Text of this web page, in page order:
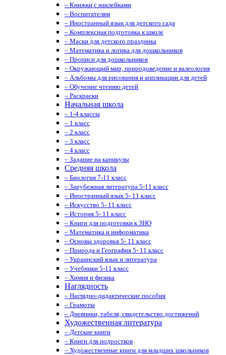
– Книжки с наклейками
– Воспитателям
– Иностранный язык для детского сада
– Комплексная подготовка к школе
– Маски для детского праздника
– Математика и логика для дошкольников
– Прописи для дошкольников
– Окружающий мир, природоведение и валеология
– Альбомы для рисования и аппликации для детей
– Обучение чтению детей
– Раскраски
Начальная школа
– 1-4 классы
– 1 класс
– 2 класс
– 3 класс
– 4 класс
– Задание на каникулы
Средняя школа
– Биология 7-11 класс
– Зарубежная литература 5-11 класс
– Иностранный язык 5- 11 класс
– Искусство 5- 11 класс
– История 5- 11 класс
– Книги для подготовки к ЗНО
– Математика и информатика
– Основы здоровья 5- 11 класс
– Природа и География 5- 11 класс
– Украинский язык и литература
– Учебники 5-11 класс
– Химия и физика
Наглядность
– Наглядно-дидактические пособия
– Грамоты
– Дневники, табеля, свидетельство достижений
Художественная литература
– Детские книги
– Книги для подростков
– Художественные книги для младших школьников